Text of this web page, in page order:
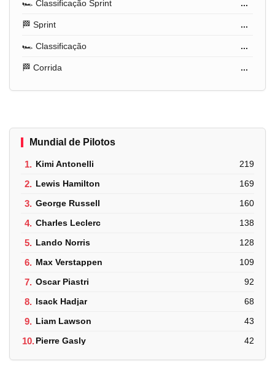
🏎️ Classificação Sprint ...
🏁 Sprint ...
🏎️ Classificação ...
🏁 Corrida ...
Mundial de Pilotos
1. Kimi Antonelli 219
2. Lewis Hamilton 169
3. George Russell 160
4. Charles Leclerc 138
5. Lando Norris 128
6. Max Verstappen 109
7. Oscar Piastri 92
8. Isack Hadjar 68
9. Liam Lawson 43
10.Pierre Gasly 42